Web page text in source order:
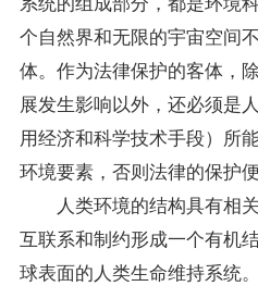
个自然界和无限的宇宙空间
体。作为法律保护的客体，
展发生影响以外，还必须是
用经济和科学技术手段）所
环境要素，否则法律的保护
人类环境的结构具有相关
互联系和制约形成一个有机
球表面的人类生命维持系统。